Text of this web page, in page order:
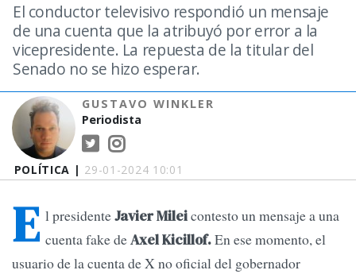
POLÍTICA | 29-01-2024 10:01
El conductor televisivo respondió un mensaje
de una cuenta que la atribuyó por error a la
vicepresidente. La repuesta de la titular del
Senado no se hizo esperar.
GUSTAVO WINKLER
Periodista
E l presidenteJavier Mileicontesto un mensaje a una
cuenta fake deAxel Kicillof.En ese momento, el
usuario de la cuenta de X no oficial del gobernador